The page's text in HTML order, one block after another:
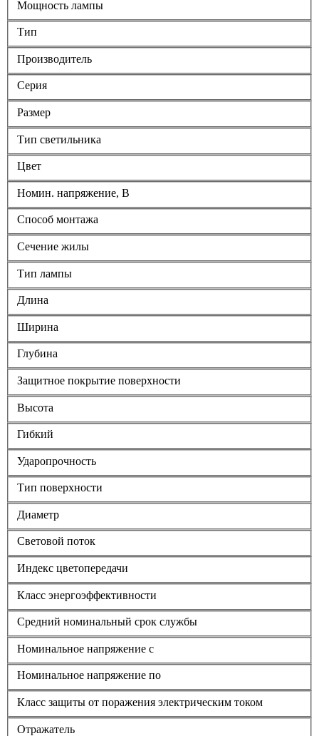
Мощность лампы
Тип
Производитель
Серия
Размер
Тип светильника
Цвет
Номин. напряжение, В
Способ монтажа
Сечение жилы
Тип лампы
Длина
Ширина
Глубина
Защитное покрытие поверхности
Высота
Гибкий
Ударопрочность
Тип поверхности
Диаметр
Световой поток
Индекс цветопередачи
Класс энергоэффективности
Средний номинальный срок службы
Номинальное напряжение с
Номинальное напряжение по
Класс защиты от поражения электрическим током
Отражатель